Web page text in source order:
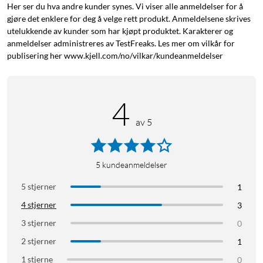
Beskyttelsesnivå iPhone 16-serien: 3 m fallbeskyttelse
MagSafe-kompatibelt: Ja, med MagSafe ring (selges separat)
Materiale: Laget av gjenstående produksjonsmateriale,
gjenvunnet glass fra skoler og gjenvunnede godteribokser fra
Slik lages det: Mobildekselfabrikken
Forpakning: FSC-sertifisert kartong av gjenvunnet kartong
End of life: Kan gjenvinnes, les mer om agood loop
Her ser du hva andre kunder synes. Vi viser alle anmeldelser for å
gjøre det enklere for deg å velge rett produkt. Anmeldelsene skrives
utelukkende av kunder som har kjøpt produktet. Karakterer og
anmeldelser administreres av TestFreaks. Les mer om vilkår for
publisering her www.kjell.com/no/vilkar/kundeanmeldelser
4 av 5
5 kundeanmeldelser
5 stjerner
1
4 stjerner
3
3 stjerner
0
2 stjerner
1
1 stjerne
0